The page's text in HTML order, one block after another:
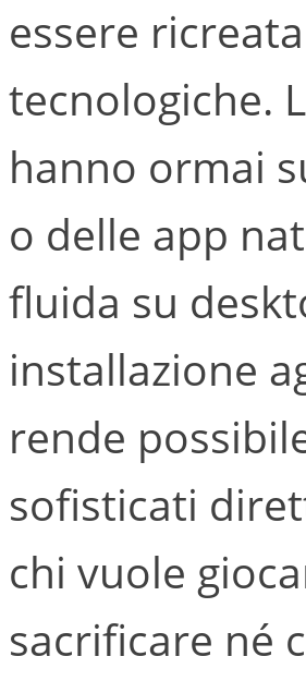
essere
tecnologiche.
hanno ormai
o delle app
fluida su
installazione
rende
sofisticati
chi vuole
sacrificare né